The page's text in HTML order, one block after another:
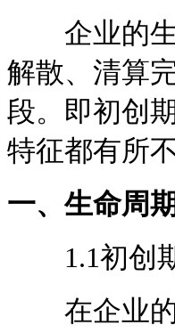
企业的生
解散、清算
段。即初创
特征都有所
一、生命周
1.1初创期
在企业的